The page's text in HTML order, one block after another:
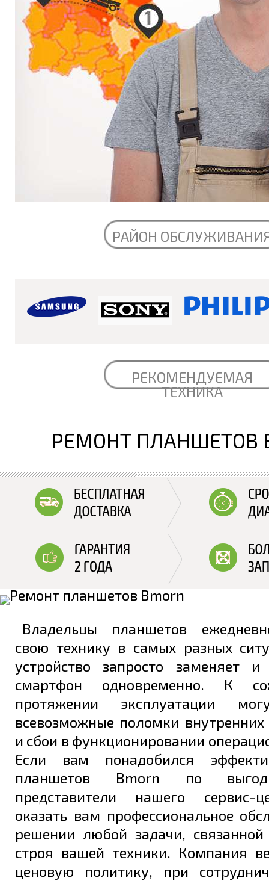
РАЙОН
РЕКОМЕНДУЕМАЯ
ТЕХНИКА
РЕМОНТ ПЛАНШЕТОВ
Владельцы планшетов
свою технику в самых разных
устройство запросто заменяет
смартфон одновременно. К
протяжении эксплуатации
всевозможные поломки
и сбои в функционировании
Если вам понадобился
планшетов Bmorn по
представители нашего сервис-
оказать вам профессиональное
решении любой задачи,
строя вашей техники. Компания
ценовую политику, при